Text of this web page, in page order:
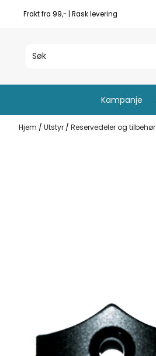
Hopp til innhold
Frakt fra 99,- | Rask levering
Kampanje
Hjem / Utstyr / Reservedeler og tilbehør